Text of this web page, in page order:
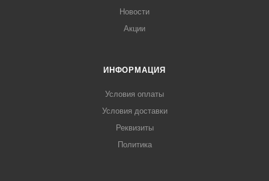
Новости
Акции
ИНФОРМАЦИЯ
Условия оплаты
Условия доставки
Реквизиты
Политика